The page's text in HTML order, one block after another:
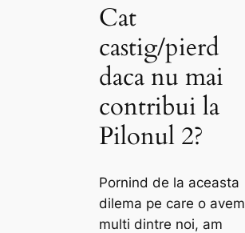
Cat
castig/pierd
daca nu mai
contribui la
Pilonul 2?
Pornind de la aceasta
dilema pe care o avem
multi dintre noi, am